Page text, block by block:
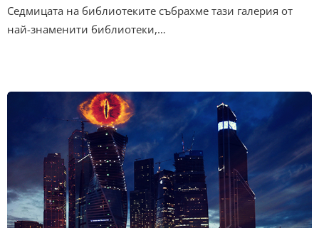
Седмицата на библиотеките събрахме тази галерия от
най-знаменити библиотеки,…